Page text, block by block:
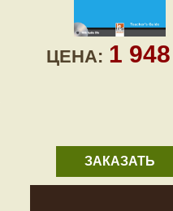
ЦЕНА: 1
ЗАКАЗАТЬ